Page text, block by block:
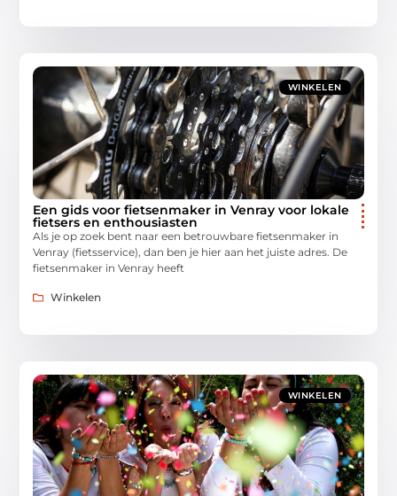
WINKELEN
Een gids voor fietsenmaker in Venray voor lokale
fietsers en enthousiasten
Als je op zoek bent naar een betrouwbare fietsenmaker in
Venray (fietsservice), dan ben je hier aan het juiste adres. De
fietsenmaker in Venray heeft
Winkelen
WINKELEN